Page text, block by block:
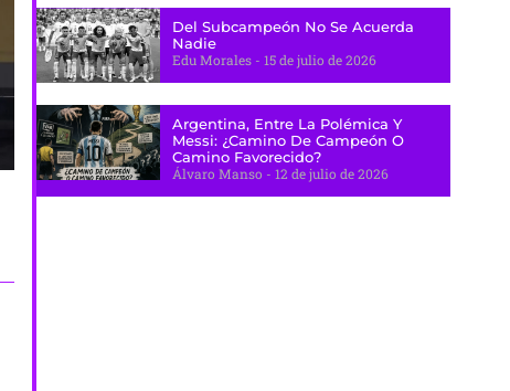
Del Subcampeón No Se Acuerda
Nadie
Edu Morales
15 de julio de 2026
Argentina, Entre La Polémica Y
Messi: ¿camino De Campeón O
Camino Favorecido?
Álvaro Manso
12 de julio de 2026